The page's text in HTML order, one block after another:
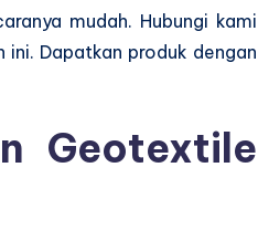
mudah. Hubungi kami
Dapatkan produk dengan
Geotextile